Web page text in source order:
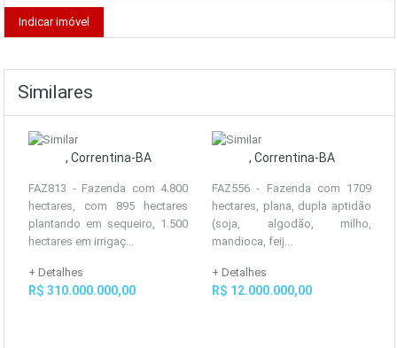
Similares
, Correntina-BA
FAZ813 - Fazenda com 4.800
hectares, com 895 hectares
plantando em sequeiro, 1.500
hectares em irrigaç...
+ Detalhes
R$ 310.000.000,00
, Correntina-BA
FAZ556 - Fazenda com 1709
hectares, plana, dupla aptidão
(soja, algodão, milho,
mandioca, feij...
+ Detalhes
R$ 12.000.000,00